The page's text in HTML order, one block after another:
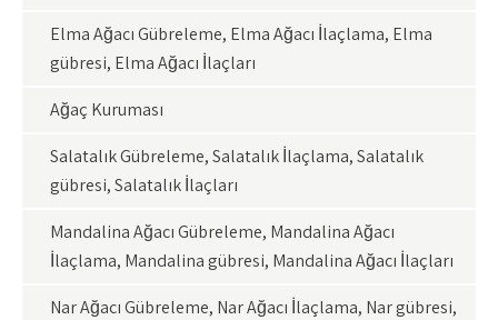
Elma Ağacı Gübreleme, Elma Ağacı İlaçlama, Elma
gübresi, Elma Ağacı İlaçları
Ağaç Kuruması
Salatalık Gübreleme, Salatalık İlaçlama, Salatalık
gübresi, Salatalık İlaçları
Mandalina Ağacı Gübreleme, Mandalina Ağacı
İlaçlama, Mandalina gübresi, Mandalina Ağacı İlaçları
Nar Ağacı Gübreleme, Nar Ağacı İlaçlama, Nar gübresi,